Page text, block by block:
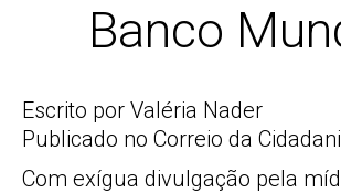
Banco
Escrito por Valéria Nader
Publicado no Correio da
Com exígua divulgação pela